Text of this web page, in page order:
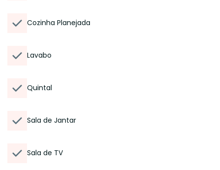
Cozinha Planejada
Lavabo
Quintal
Sala de Jantar
Sala de TV